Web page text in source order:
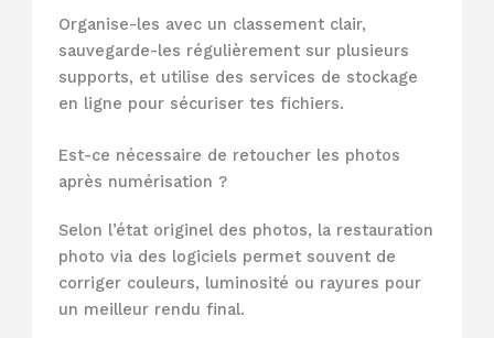
Organise-les avec un classement clair,
sauvegarde-les régulièrement sur plusieurs
supports, et utilise des services de stockage
en ligne pour sécuriser tes fichiers.
Est-ce nécessaire de retoucher les photos
après numérisation ?
Selon l’état originel des photos, la restauration
photo via des logiciels permet souvent de
corriger couleurs, luminosité ou rayures pour
un meilleur rendu final.